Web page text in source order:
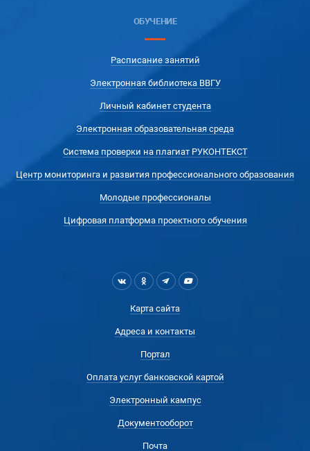
ОБУЧЕНИЕ
Расписание занятий
Электронная библиотека ВВГУ
Личный кабинет студента
Электронная образовательная среда
Система проверки на плагиат РУКОНТЕКСТ
Центр мониторинга и развития профессионального образования
Молодые профессионалы
Цифровая платформа проектного обучения
Карта сайта
Адреса и контакты
Портал
Оплата услуг банковской картой
Электронный кампус
Документооборот
Почта